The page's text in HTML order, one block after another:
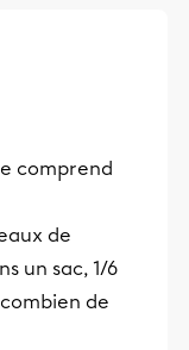
comprend
de
un sac, 1/6
de